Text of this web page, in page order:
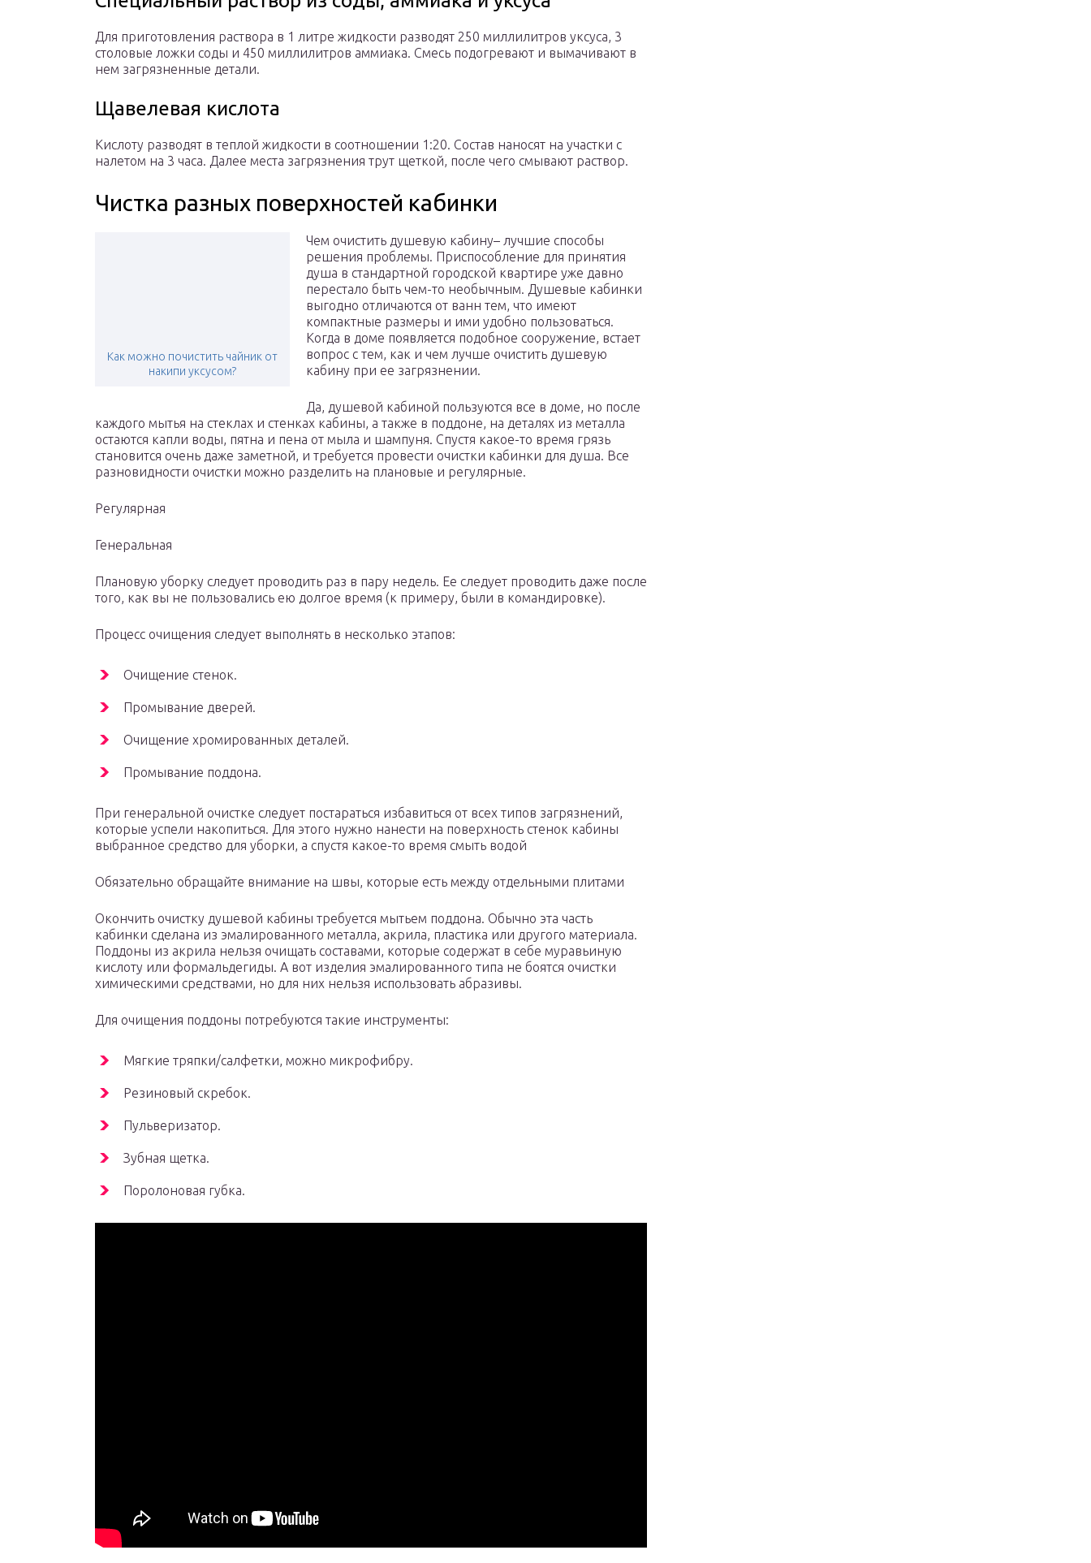
Для приготовления раствора в 1 литре жидкости разводят 250 миллилитров уксуса, 3
столовые ложки соды и 450 миллилитров аммиака. Смесь подогревают и вымачивают в
нем загрязненные детали.
Щавелевая кислота
Кислоту разводят в теплой жидкости в соотношении 1:20. Состав наносят на участки с
налетом на 3 часа. Далее места загрязнения трут щеткой, после чего смывают раствор.
Чистка разных поверхностей кабинки
Как можно почистить чайник от
накипи уксусом?
Чем очистить душевую кабину– лучшие способы
решения проблемы. Приспособление для принятия
душа в стандартной городской квартире уже давно
перестало быть чем-то необычным. Душевые кабинки
выгодно отличаются от ванн тем, что имеют
компактные размеры и ими удобно пользоваться.
Когда в доме появляется подобное сооружение, встает
вопрос с тем, как и чем лучше очистить душевую
кабину при ее загрязнении.
Да, душевой кабиной пользуются все в доме, но после
каждого мытья на стеклах и стенках кабины, а также в поддоне, на деталях из металла
остаются капли воды, пятна и пена от мыла и шампуня. Спустя какое-то время грязь
становится очень даже заметной, и требуется провести очистки кабинки для душа. Все
разновидности очистки можно разделить на плановые и регулярные.
Регулярная
Генеральная
Плановую уборку следует проводить раз в пару недель. Ее следует проводить даже после
того, как вы не пользовались ею долгое время (к примеру, были в командировке).
Процесс очищения следует выполнять в несколько этапов:
Очищение стенок.
Промывание дверей.
Очищение хромированных деталей.
Промывание поддона.
При генеральной очистке следует постараться избавиться от всех типов загрязнений,
которые успели накопиться. Для этого нужно нанести на поверхность стенок кабины
выбранное средство для уборки, а спустя какое-то время смыть водой
Обязательно обращайте внимание на швы, которые есть между отдельными плитами
Окончить очистку душевой кабины требуется мытьем поддона. Обычно эта часть
кабинки сделана из эмалированного металла, акрила, пластика или другого материала.
Поддоны из акрила нельзя очищать составами, которые содержат в себе муравьиную
кислоту или формальдегиды. А вот изделия эмалированного типа не боятся очистки
химическими средствами, но для них нельзя использовать абразивы.
Для очищения поддоны потребуются такие инструменты:
Мягкие тряпки/салфетки, можно микрофибру.
Резиновый скребок.
Пульверизатор.
Зубная щетка.
Поролоновая губка.